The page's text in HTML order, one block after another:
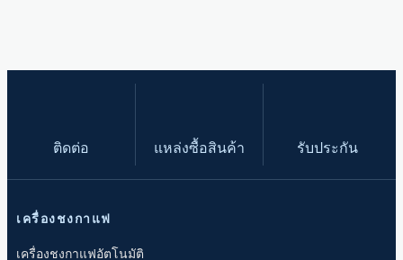
ติดต่อ แหล่งซื้อสินค้า รับประกัน
เครื่องชงกาแฟ
เครื่องชงกาแฟอัตโนมัติ